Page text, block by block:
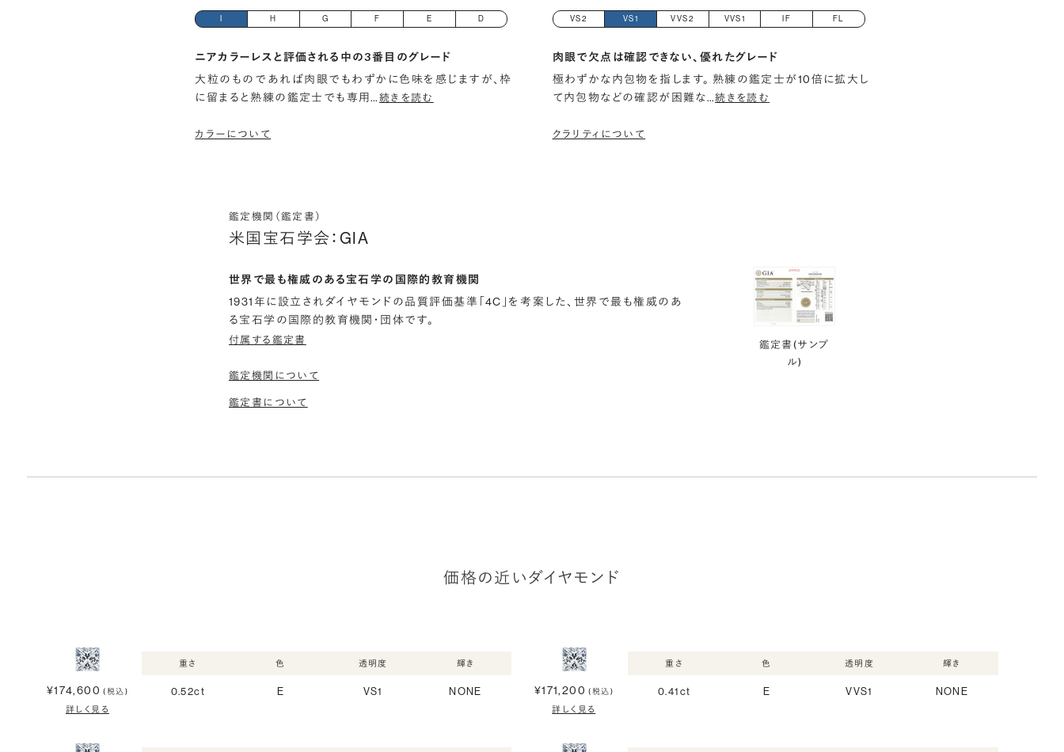
H G F E D
ニアカラーレスと評価される中の3番目のグレード
大粒のものであれば肉眼でもわずかに色味を感じますが、枠
に留まると熟練の鑑定士でも専用…続きを読む
カラーについて
VS2 VS1 VVS2 VVS1 IF FL
肉眼で欠点は確認できない、優れたグレード
極わずかな内包物を指します。 熟練の鑑定士が10倍に拡大し
て内包物などの確認が困難な…続きを読む
クラリティについて
鑑定機関（鑑定書）
米国宝石学会：GIA
世界で最も権威のある宝石学の国際的教育機関
1931年に設立されダイヤモンドの品質評価基準「4C」を考案した、世界で最も権威のあ
る宝石学の国際的教育機関・団体です。
付属する鑑定書
鑑定機関について
鑑定書について
鑑定書(サンプ
ル)
価格の近いダイヤモンド
¥174,600 (税込)
詳しく見る
重さ
0.52ct
色
E
透明度
VS1
輝き
NONE ¥171,200 (税込)
詳しく見る
重さ
0.41ct
色
E
透明度
VVS1
輝き
NONE